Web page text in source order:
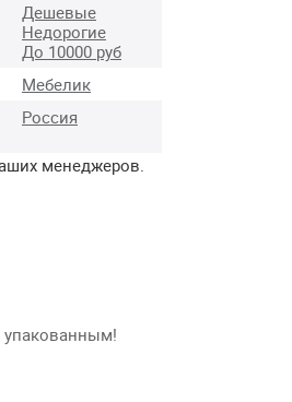
Дешевые
Недорогие
До 10000 руб
Мебелик
Россия
менеджеров.